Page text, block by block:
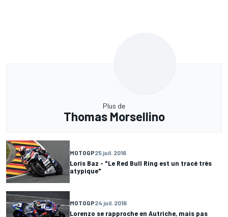
Plus de
Thomas Morsellino
MOTOGP25 juil. 2016
Loris Baz - "Le Red Bull Ring est un tracé très
atypique"
MOTOGP24 juil. 2016
Lorenzo se rapproche en Autriche, mais pas